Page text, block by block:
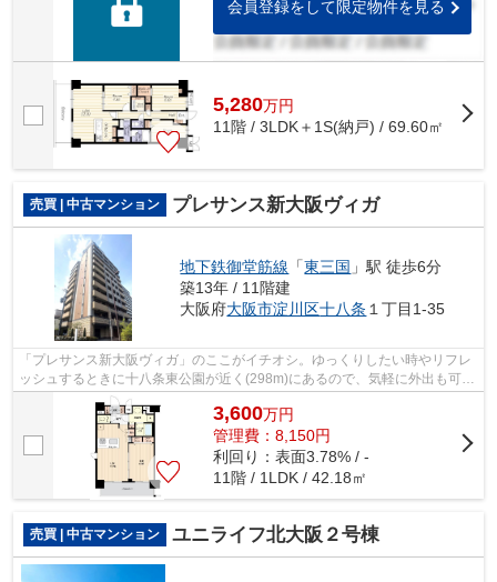
会員登録をして限定物件を見る
5,280万円
11階 / 3LDK＋1S(納戸) / 69.60㎡
売買 | 中古マンション プレサンス新大阪ヴィガ
地下鉄御堂筋線 「東三国 」駅 徒歩6分
築13年 / 11階建
大阪府大阪市淀川区十八条 １丁目1-35
「プレサンス新大阪ヴィガ」のここがイチオシ。ゆっくりしたい時やリフレ
ッシュするときに十八条東公園が近く(298m)にあるので、気軽に外出も可能
です。物件から駅まで徒歩6分です。地...
3,600万円
管理費：8,150円
利回り：表面3.78% / -
11階 / 1LDK / 42.18㎡
売買 | 中古マンション ユニライフ北大阪２号棟